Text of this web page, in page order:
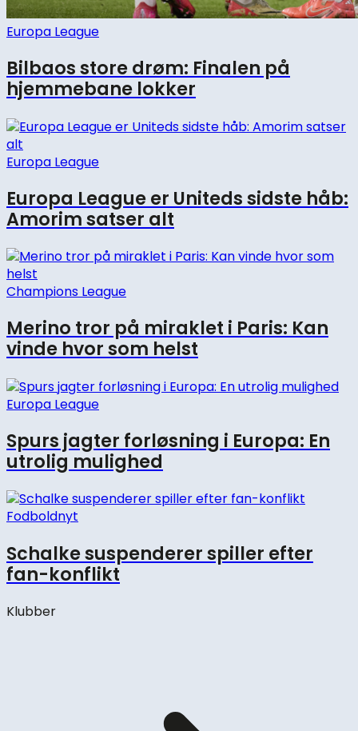
Europa League
Bilbaos store drøm: Finalen på
hjemmebane lokker
Europa League
Europa League er Uniteds sidste håb:
Amorim satser alt
Champions League
Merino tror på miraklet i Paris: Kan
vinde hvor som helst
Europa League
Spurs jagter forløsning i Europa: En
utrolig mulighed
Fodboldnyt
Schalke suspenderer spiller efter
fan-konflikt
Klubber